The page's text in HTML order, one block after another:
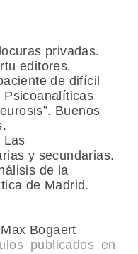
privadas.
editores.
de difícil
Psicoanalíticas
Buenos
Las
y secundarias.
de la
de Madrid.
Bogaert
publicados en